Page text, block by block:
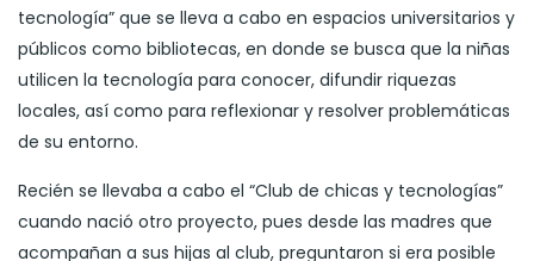
tecnología” que se lleva a cabo en espacios universitarios y
públicos como bibliotecas, en donde se busca que la niñas
utilicen la tecnología para conocer, difundir riquezas
locales, así como para reflexionar y resolver problemáticas
de su entorno.
Recién se llevaba a cabo el “Club de chicas y tecnologías”
cuando nació otro proyecto, pues desde las madres que
acompañan a sus hijas al club, preguntaron si era posible